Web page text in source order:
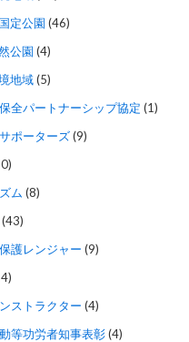
定公園 (46)
公園 (4)
地域(5)
全パートナーシップ協定 (1)
ポーターズ(9)
ム (8)
(43)
護レンジャー (9)
ストラクター (4)
等功労者知事表彰(4)